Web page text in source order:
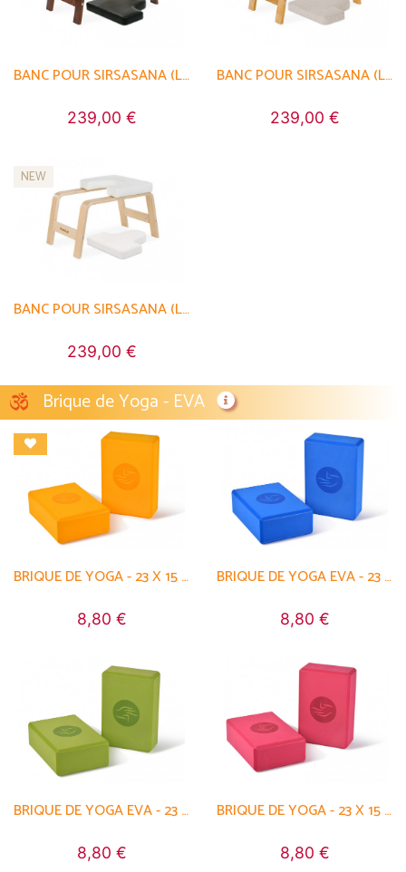
BANC POUR SIRSASANA (LA POSTURE REINE)
239,00 €
BANC POUR SIRSASANA (LA POSTURE REINE)
239,00 €
NEW
BANC POUR SIRSASANA (LA POSTURE REINE)
239,00 €
Brique de Yoga - EVA
BRIQUE DE YOGA - 23 X 15 X 7.6 CM
8,80 €
BRIQUE DE YOGA EVA - 23 X 15 X 7.6 CM
8,80 €
BRIQUE DE YOGA EVA - 23 X 15 X 7.6 CM
8,80 €
BRIQUE DE YOGA - 23 X 15 X 7.6 CM
8,80 €